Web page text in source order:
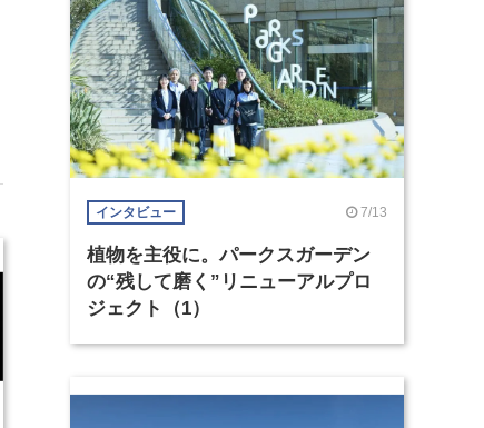
インタビュー 7/13
植物を主役に。パークスガーデン
の“残して磨く”リニューアルプロ
ジェクト（1）